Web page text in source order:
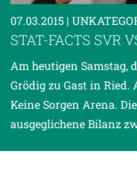
07.03.2015 |
STAT-FACTS SVR
Am heutigen Samstag,
Grödig zu Gast in Ried.
Keine Sorgen Arena.
ausgeglichene Bilanz